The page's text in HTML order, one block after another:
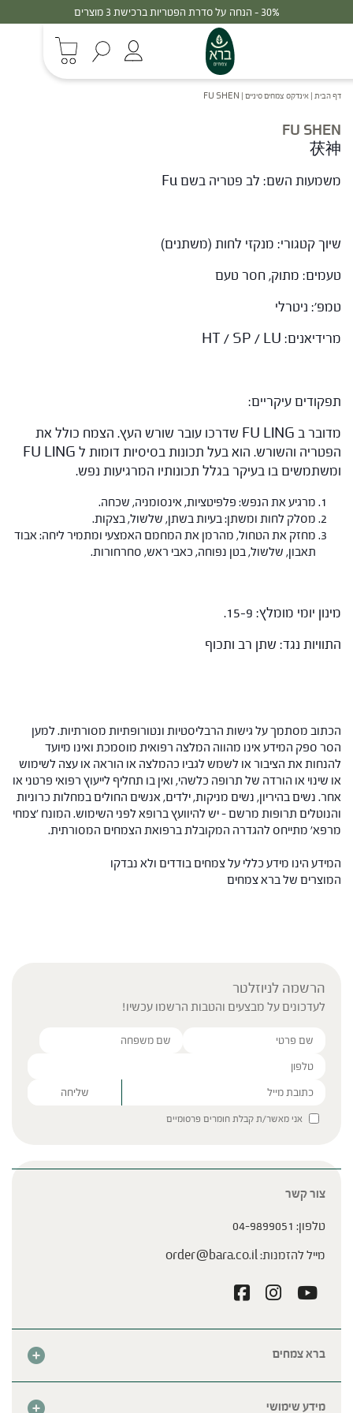
30% - הנחה על סדרת הפטריות ברכישת 3 מוצרים
דף הבית | אינדקס צמחים סיניים |
FU SHEN
FU SHEN
茯神
משמעות השם: לב פטריה בשם Fu
שיוך קטגורי: מנקזי לחות (משתנים)
טעמים: מתוק, חסר טעם
טמפ': ניטרלי
מרידיאנים: HT / SP / LU
תפקודים עיקריים:
מדובר ב FU LING שדרכו עובר שורש העץ. הצמח כולל את
הפטריה והשורש. הוא בעל תכונות בסיסיות דומות ל FU LING
ומשתמשים בו בעיקר בגלל תכונותיו המרגיעות נפש.
מרגיע את הנפש: פלפיטציות, אינסומניה, שכחה.
מסלק לחות ומשתן: בעיות בשתן, שלשול, בצקות.
מחזק את הטחול, מהרמן את המחמם האמצעי ומתמיר ליחה: אבוד
תאבון, שלשול, בטן נפוחה, כאבי ראש, סחרחורות.
מינון יומי מומלץ: 15-9.
התוויות נגד: שתן רב ותכוף
הכתוב מסתמך על גישות הרבליסטיות ונטורופתיות מסורתיות. למען
הסר ספק המידע אינו מהווה המלצה רפואית מוסמכת ואינו מיועד
להנחות את הציבור או לשמש לגביו כהמלצה או הוראה או עצה לשימוש
או שינוי או הורדה של תרופה כלשהי, ואין בו תחליף לייעוץ רפואי פרטני או
אחר. נשים בהיריון, נשים מניקות, ילדים, אנשים החולים במחלות כרוניות
והנוטלים תרופות מרשם – יש להיוועץ ברופא לפני השימוש. המונח 'צמחי
מרפא' מתייחס להגדרה המקובלת ברפואת הצמחים המסורתית.
המידע הינו מידע כללי על צמחים בודדים ולא נבדקו
המוצרים של ברא צמחים
הרשמה לניוזלטר
לעדכונים על מבצעים והטבות הרשמו עכשיו!
Please leave this field empty.
אני מאשר/ת קבלת חומרים פרסומיים
ברא צמחים
מידע שימושי
צור קשר
טלפון: 04-9899051
מייל להזמנות:order@bara.co.il